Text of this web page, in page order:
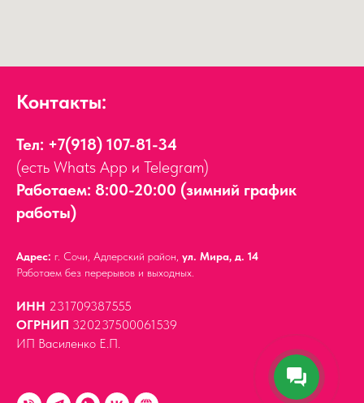
Контакты:
Тел: +7(918) 107-81-34
(есть Whats App и Telegram)
Работаем: 8:00-20:00 (зимний график
работы)
Адрес: г. Сочи, Адлерский район, ул. Мира, д. 14
Работаем без перерывов и выходных.
ИНН 231709387555
ОГРНИП 320237500061539
ИП Василенко Е.П.